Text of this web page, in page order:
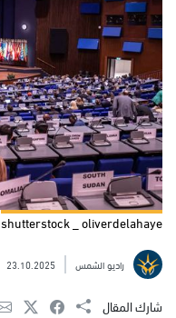
shutterstock _ oliverdelahaye
راديو الشمس 23.10.2025
شارك المقال